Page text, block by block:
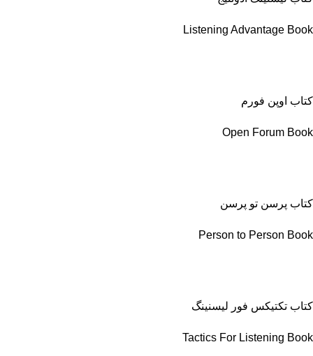
Listening Advantage Book
کتاب اوپن فورم
Open Forum Book
کتاب پرسن تو پرسن
Person to Person Book
کتاب تکتیکس فور لیسنینگ
Tactics For Listening Book